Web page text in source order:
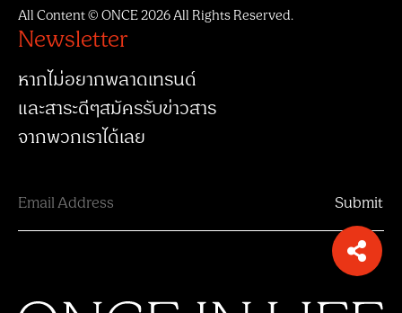
All Content © ONCE 2026 All Rights Reserved.
Newsletter
หากไม่อยากพลาดเทรนด์
และสาระดีๆสมัครรับข่าวสาร
จากพวกเราได้เลย